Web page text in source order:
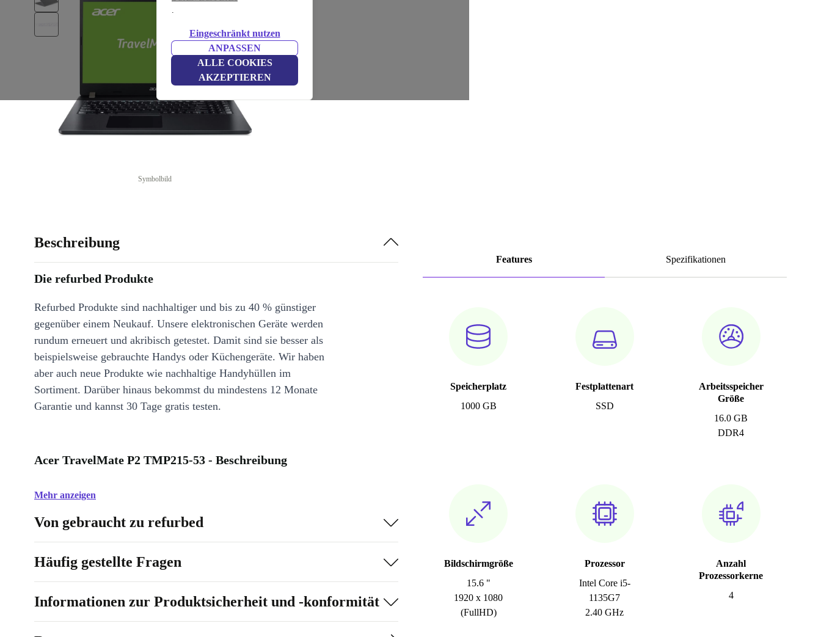
.
Eingeschränkt nutzen
ANPASSEN
ALLE COOKIES
AKZEPTIEREN
Symbolbild
Features Spezifikationen
Speicherplatz
1000 GB
Festplattenart
SSD
Arbeitsspeicher
Größe
16.0 GB
DDR4
Bildschirmgröße
15.6 "
1920 x 1080
(FullHD)
Prozessor
Intel Core i5-
1135G7
2.40 GHz
Anzahl
Prozessorkerne
4
Beschreibung
Die refurbed Produkte
Refurbed Produkte sind nachhaltiger und bis zu 40 % günstiger
gegenüber einem Neukauf. Unsere elektronischen Geräte werden
rundum erneuert und akribisch getestet. Damit sind sie besser als
beispielsweise gebrauchte Handys oder Küchengeräte. Wir haben
aber auch neue Produkte wie nachhaltige Handyhüllen im
Sortiment. Darüber hinaus bekommst du mindestens 12 Monate
Garantie und kannst 30 Tage gratis testen.
Acer TravelMate P2 TMP215-53 - Beschreibung
Mehr anzeigen
Von gebraucht zu refurbed
Häufig gestellte Fragen
Informationen zur Produktsicherheit und -konformität